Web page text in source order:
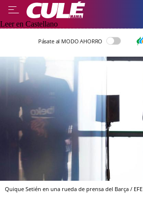
Leer en Castellano
Pásate al MODO AHORRO
Quique Setién en una rueda de prensa del Barça / EFE